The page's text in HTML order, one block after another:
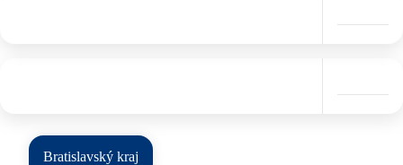
Bratislavský kraj